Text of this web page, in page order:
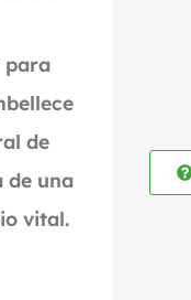
para
de
de una
vital.